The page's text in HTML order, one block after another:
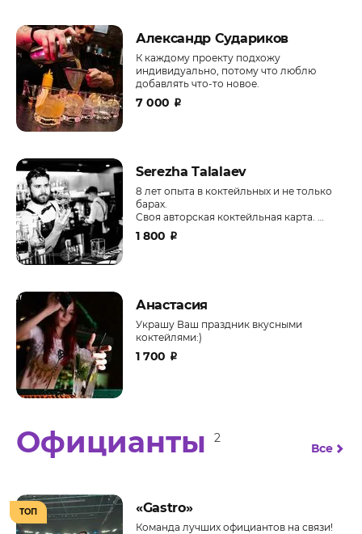
Александр Судариков
К каждому проекту подхожу
индивидуально, потому что люблю
добавлять что-то новое.
7 000 ₽
Serezha Talalaev
8 лет опыта в коктейльных и не только
барах.
Своя авторская коктейльная карта.
Свои рецепты настоек, сиропов и
ликёров
1 800 ₽
Анастасия
Украшу Ваш праздник вкусными
коктейлями:)
1 700 ₽
Официанты 2
Все
ТОП «Gastro»
Команда лучших официантов на связи!